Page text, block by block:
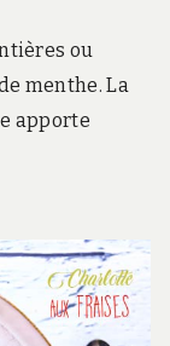
ou
menthe. La
apporte